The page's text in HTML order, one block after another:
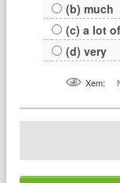
(b) much
(c) a lot of
(d) very
Xem: